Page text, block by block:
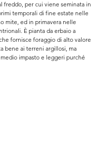
freddo, per cui viene seminata in
temporali di fine estate nelle
mite, ed in primavera nelle
È pianta da erbaio a
fornisce foraggio di alto valore
bene ai terreni argillosi, ma
impasto e leggeri purché